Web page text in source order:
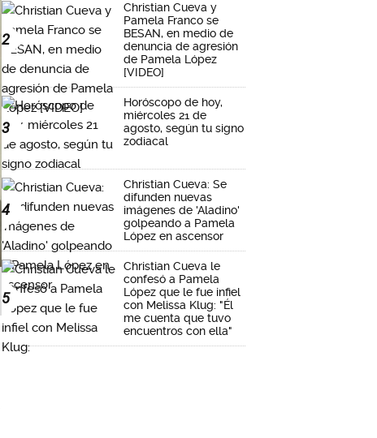
2
Christian Cueva y
Pamela Franco se
BESAN, en medio de
denuncia de agresión
de Pamela López
[VIDEO]
3
Horóscopo de hoy,
miércoles 21 de
agosto, según tu signo
zodiacal
4
Christian Cueva: Se
difunden nuevas
imágenes de 'Aladino'
golpeando a Pamela
López en ascensor
5
Christian Cueva le
confesó a Pamela
López que le fue infiel
con Melissa Klug: "Él
me cuenta que tuvo
encuentros con ella"